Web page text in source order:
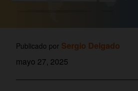
Publicado por Sergio Delgado
mayo 27, 2025